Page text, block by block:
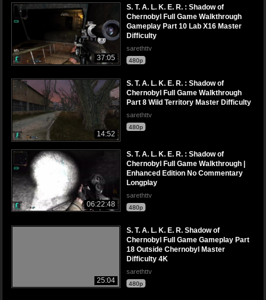
37:05
S. T. A. L. K. E. R. : Shadow of
Chernobyl Full Game Walkthrough
Gameplay Part 10 Lab X16 Master
Difficulty
sarethttv
480p
14:52
S. T. A. L. K. E. R. : Shadow of
Chernobyl Full Game Walkthrough
Part 8 Wild Territory Master Difficulty
sarethttv
480p
06:22:48
S. T. A. L. K. E. R. : Shadow of
Chernobyl Full Game Walkthrough |
Enhanced Edition No Commentary
Longplay
sarethttv
480p
25:04
S. T. A. L. K. E. R. Shadow of
Chernobyl Full Game Gameplay Part
18 Outside Chernobyl Master
Difficulty 4K
sarethttv
480p